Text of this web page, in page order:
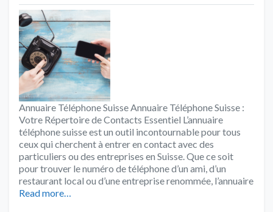
Annuaire Téléphone Suisse Annuaire Téléphone Suisse :
Votre Répertoire de Contacts Essentiel L’annuaire
téléphone suisse est un outil incontournable pour tous
ceux qui cherchent à entrer en contact avec des
particuliers ou des entreprises en Suisse. Que ce soit
pour trouver le numéro de téléphone d’un ami, d’un
restaurant local ou d’une entreprise renommée, l’annuaire
Read more…